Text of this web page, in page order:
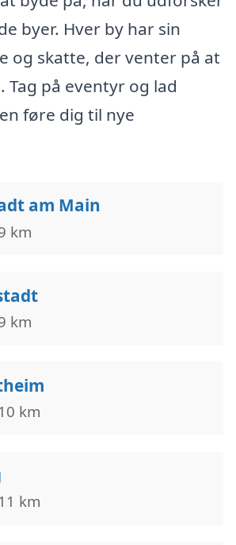
byer. Hver by har sin
og skatte, der venter på at
Tag på eventyr og lad
føre dig til nye
am Main
km
km
km
km